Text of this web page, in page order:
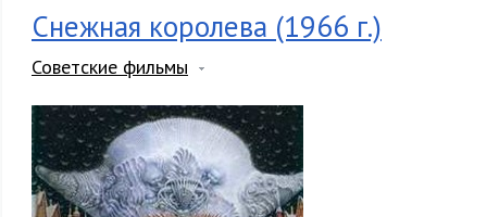
Снежная королева (1966 г.)
Советские фильмы